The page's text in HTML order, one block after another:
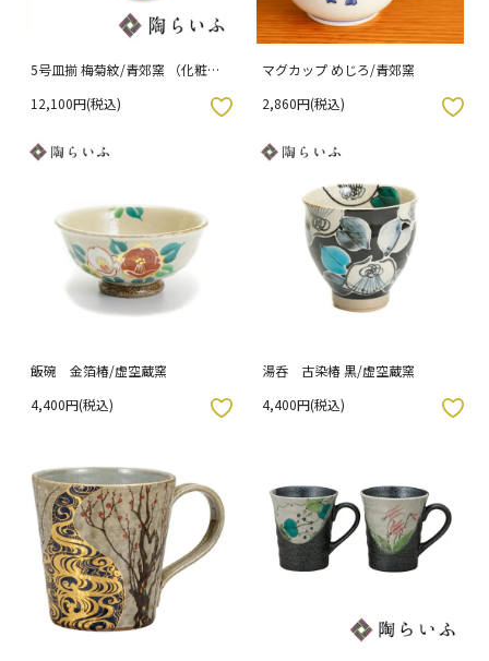
5号皿揃 梅菊紋/青郊窯 （化粧箱
12,100円(税込)
マグカップ めじろ/青郊窯
2,860円(税込)
お気に入りボタン
飯碗 金箔椿/虚空蔵窯
4,400円(税込)
湯呑 古染椿 黒/虚空蔵窯
4,400円(税込)
お気に入りボタン